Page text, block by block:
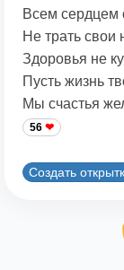
Всем сердцем
Не трать свои
Здоровья не
Пусть жизнь
Мы счастья
56
Создать